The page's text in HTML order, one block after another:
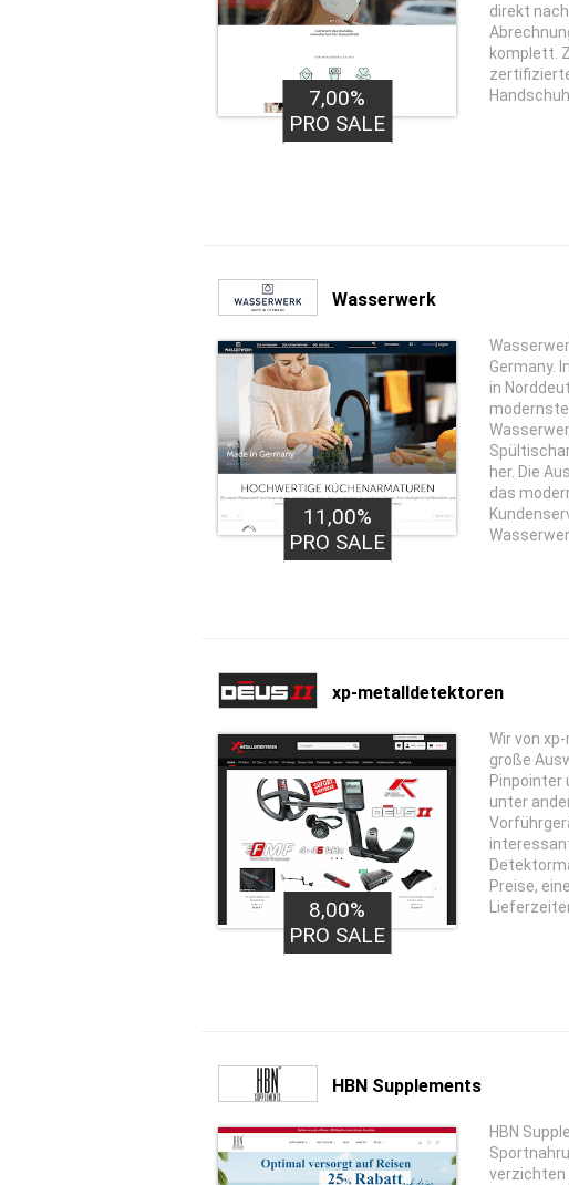
45,00€
PRO LEAD
7,00%
PRO SALE
direkt
komplett.
Wasserwerk
11,00%
PRO SALE
Germany.
in
her. Die
das
xp-metalldetektoren
8,00%
PRO SALE
Wir von
große
Pinpointer
unter
Preise,
HBN Supplements
HBN
verzichten